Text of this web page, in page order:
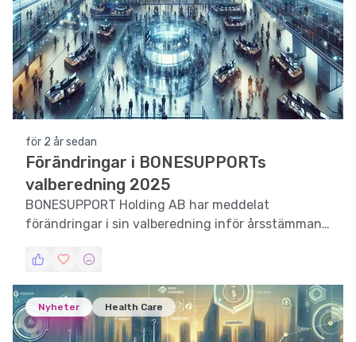
för 2 år sedan
Förändringar i BONESUPPORTs
valberedning 2025
BONESUPPORT Holding AB har meddelat
förändringar i sin valberedning inför årsstämman
strategi.
Nyheter Health Care